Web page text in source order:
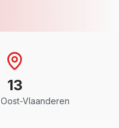
13
Oost-Vlaanderen